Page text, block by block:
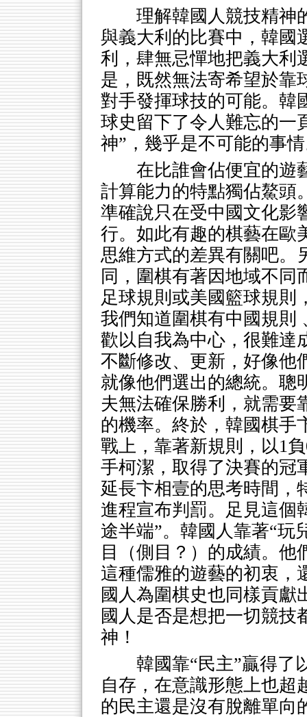
理解韓國人競技精神
與義大利的比賽中，韓國
利，肆無忌憚地把義大利
是，既然無法寄希望於靠
對手發揮球技的可能。韓
球史留下了令人難忘的一
神”，幾乎是不可能的事
在比誰會佔便宜的遊
計算能力的特點獨佔鰲頭
準確說只在受中國文化影
行。如此有趣的棋藝在歐
思維方式的差異有關吧。
同，圍棋有著因地域不同
足球規則或美國籃球規則
我們知道圍棋有中國規則
歡以自我為中心，很難達
不斷修改、更新，好像他
就像他們選出的總統。聰
夫無法確保勝利，就需要
的機率。終於，韓國棋手
戰上，靠著新規則，以1
手柯潔，取得了決賽的冠
延長卞相壹的思考時間，
進程宣布判罰。足見這個
途半端”。韓國人靠著“玩
目（側目？）的成績。他
這種儒雅的遊藝的初衷，
國人為圍棋史也同樣貢獻
國人是否是想把一切競技
神！
韓國靠“民主”贏得了
自存，在意識形態上也超
的民主還是沒有脫離單向